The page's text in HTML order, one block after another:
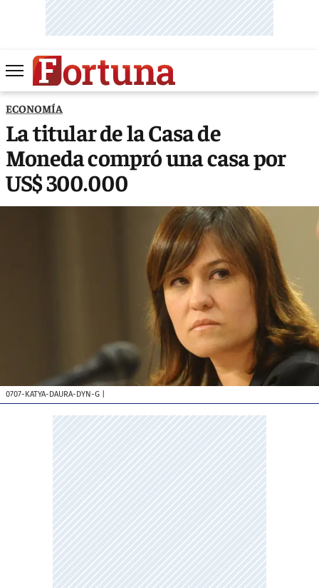
ECONOMÍA
La titular de la Casa de
Moneda compró una casa por
US$ 300.000
0707-KATYA-DAURA-DYN-G